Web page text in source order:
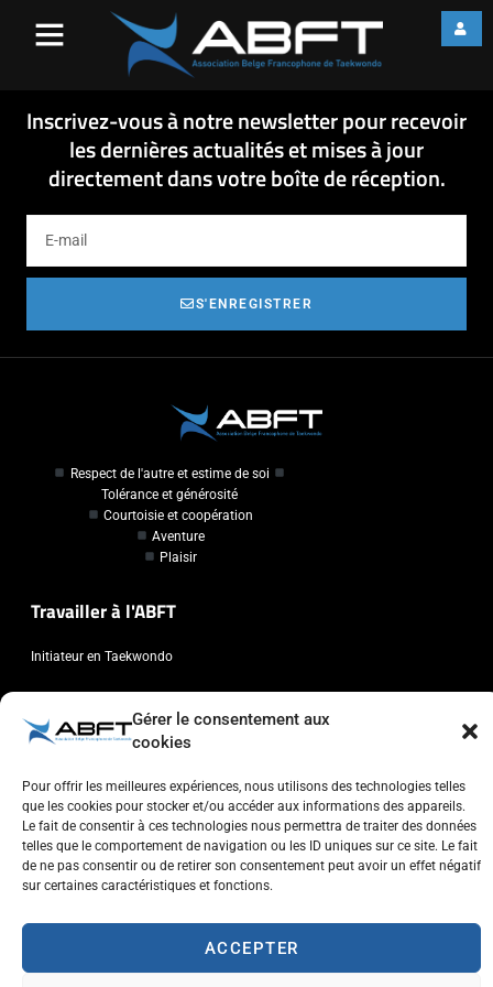
Gérer le consentement aux
cookies
Pour offrir les meilleures expériences, nous utilisons des technologies telles
que les cookies pour stocker et/ou accéder aux informations des appareils.
Le fait de consentir à ces technologies nous permettra de traiter des données
telles que le comportement de navigation ou les ID uniques sur ce site. Le fait
de ne pas consentir ou de retirer son consentement peut avoir un effet négatif
sur certaines caractéristiques et fonctions.
ACCEPTER
septembre 2015-1
fiche formation Carte de coach septembre 2015-1
Inscrivez-vous à notre newsletter pour recevoir
les dernières actualités et mises à jour
directement dans votre boîte de réception.
S'ENREGISTRER
Respect de l'autre et estime de soi
Tolérance et générosité
Courtoisie et coopération
Aventure
Plaisir
Travailler à l'ABFT
Initiateur en Taekwondo
Chaussée de Wavre, 2057 - 1160 Auderghem
info@abft.be
+32 (0)2 347 34 77